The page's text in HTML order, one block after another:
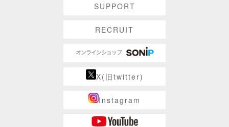
SUPPORT
RECRUIT
X(旧twitter)
Instagram